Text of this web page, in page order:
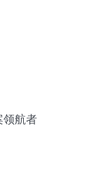
领航者